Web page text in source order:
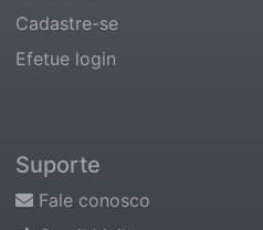
Cadastre-se
Efetue login
Suporte
Fale conosco